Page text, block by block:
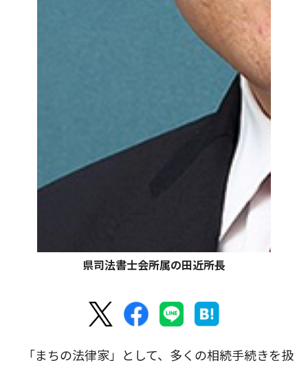
県司法書士会所属の田近所長
「まちの法律家」として、多くの相続手続きを扱